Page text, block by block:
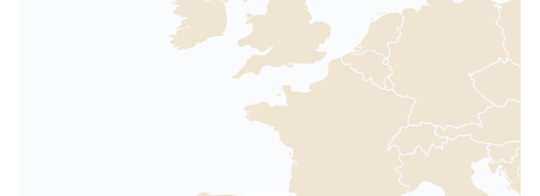
Europa. Als je het eiland zelf ontdekt, snap je precies
waarom. Overal zie je
kleurrijke bloemen
en planten
en woeste kustlijnen. En het klimaat is het hele jaar
door aangenaam. Perfect voor een tropisch weekje
Ruime vakantiehuizen en kleinschalige adresjes
Madeira is eigenlijk voor iedereen een aanrader. De